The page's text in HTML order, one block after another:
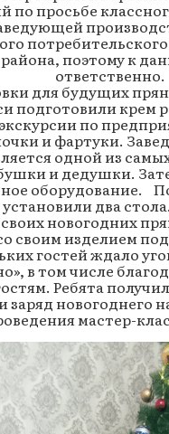
просьбе
поэтому к
ответственно.
для будущих
подготовили крем
по
и фартуки.
одной из
и дедушки.
оборудование.
два
новогодних
своим изделием
гостей ждало
в том числе
Ребята
заряд новогоднего
мастер-